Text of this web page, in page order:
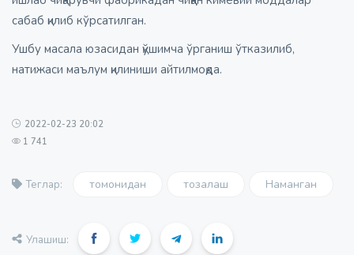
сабаб қилиб кўрсатилган.
Ушбу масала юзасидан қўшимча ўрганиш ўтказилиб,
натижаси маълум қилиниши айтилмоқда.
2022-02-23 20:02
1 741
Теглар: томонидан тозалаш Наманган
Улашиш: